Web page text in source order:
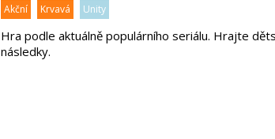
Akční
Krvavá Unity
Hra podle aktuálně populárního seriálu. Hrajte
následky.